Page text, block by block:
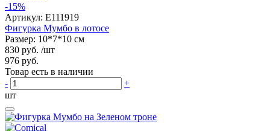
-15%
Артикул: E111919
Фигурка Мумбо в лотосе
Размер: 10*7*10 см
830 руб. /шт
976 руб.
Товар есть в наличии
-
+
шт